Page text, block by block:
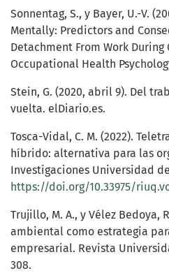
Sonnentag, S., y Bayer, U.-V.
Mentally: Predictors and
Detachment From Work During
Occupational Health
Stein, G. (2020, abril 9). Del
vuelta. elDiario.es.
Tosca-Vidal, C. M. (2022).
híbrido: alternativa para las
Investigaciones Universidad
https://doi.org/10.33975/
Trujillo, M. A., y Vélez Bedoya,
ambiental como estrategia
empresarial. Revista
308.